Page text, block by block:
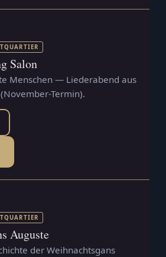
Salon
Menschen — Liederabend aus
Termin).
ÖFFNET IN NEUEM TAB)
Auguste
der Weihnachtsgans